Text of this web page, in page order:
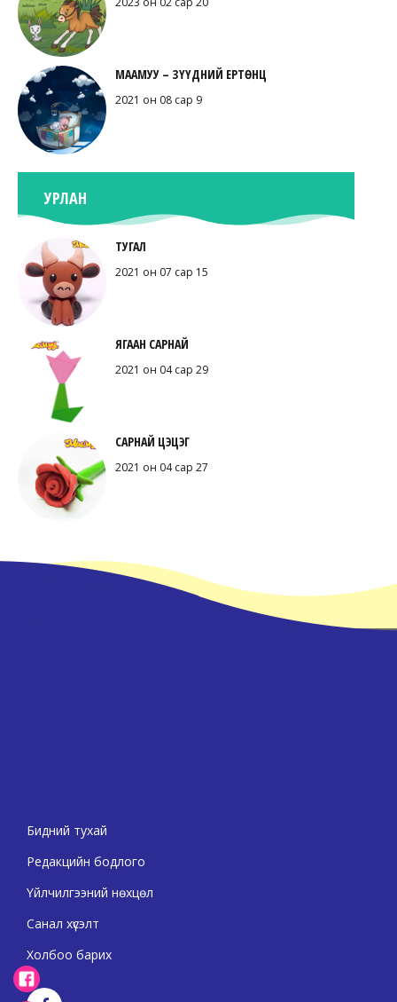
МААМУУ – ЗҮҮДНИЙ ЕРТӨНЦ
2021 он 08 сар 9
УРЛАН
ТУГАЛ
2021 он 07 сар 15
ЯГААН САРНАЙ
2021 он 04 сар 29
САРНАЙ ЦЭЦЭГ
2021 он 04 сар 27
Бидний тухай
Редакцийн бодлого
Үйлчилгээний нөхцөл
Санал хүсэлт
Холбоо барих